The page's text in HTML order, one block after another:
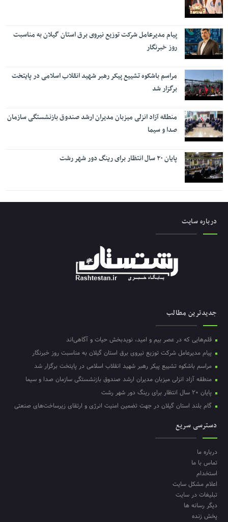
پیام مدیرعامل شرکت توزیع نیروی برق استان گیلان به مناسبت
روز خبرنگار ‌
مراسم باشکوه تشییع پیکر رهبر شهید انقلاب اسلامی در پایتخت
برگزار شد
منطقه آزاد انزلی میزبان مدیران ارشد صندوق بازنشستگی سازمان
صدا و سیما
پایان ۲۰ سال انتظار برای رینگ دور شهر رشت
درباره سایت
جدیدترین مطالب
قلم‌هایی که در عصر بیم و امید، نویدبخش حیات و آگاهی‌اند
پیام مدیرعامل شرکت توزیع نیروی برق استان گیلان به مناسبت روز خبرنگار ‌
مراسم باشکوه تشییع پیکر رهبر شهید انقلاب اسلامی در پایتخت برگزار شد
منطقه آزاد انزلی میزبان مدیران ارشد صندوق بازنشستگی سازمان صدا و سیما
پایان ۲۰ سال انتظار برای رینگ دور شهر رشت
گام بلند استان گیلان در جهت تضمین امنیت انرژی و ارتقای زیرساخت‌های صنعتی
دسترسی سریع
درباره ما
تماس با ما
استخدام
اعلام مشکل سایت
تبلیغات در سایت
دیگر رسانه ها
پخش زنده